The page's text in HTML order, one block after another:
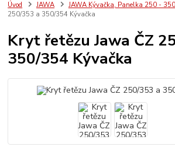
Úvod JAWA JAWA Kývačka, Panelka 250 - 350
250/353 a 350/354 Kývačka
Kryt řetězu Jawa ČZ
350/354 Kývačka